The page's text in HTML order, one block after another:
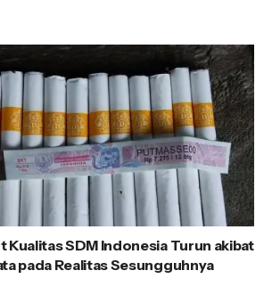
Kualitas SDM Indonesia Turun akibat
pada Realitas Sesungguhnya